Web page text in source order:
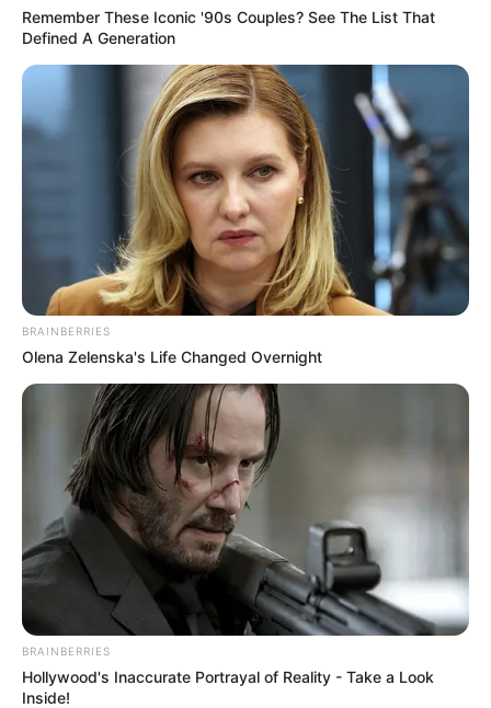
Remember These Iconic '90s Couples? See The List That
Defined A Generation
BRAINBERRIES
Olena Zelenska's Life Changed Overnight
BRAINBERRIES
Hollywood's Inaccurate Portrayal of Reality - Take a Look
Inside!